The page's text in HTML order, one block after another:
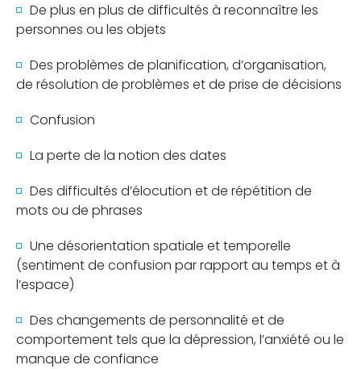
De plus en plus de difficultés à reconnaître les
personnes ou les objets
Des problèmes de planification, d’organisation,
de résolution de problèmes et de prise de décisions
Confusion
La perte de la notion des dates
Des difficultés d’élocution et de répétition de
mots ou de phrases
Une désorientation spatiale et temporelle
(sentiment de confusion par rapport au temps et à
l’espace)
Des changements de personnalité et de
comportement tels que la dépression, l’anxiété ou le
manque de confiance